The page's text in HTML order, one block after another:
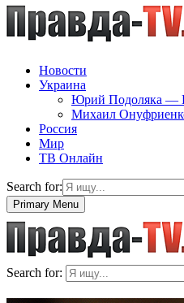
Новости
Украина
Юрий Подоляка
Михаил
Россия
Мир
ТВ Онлайн
Search for:
Primary Menu
Search for: